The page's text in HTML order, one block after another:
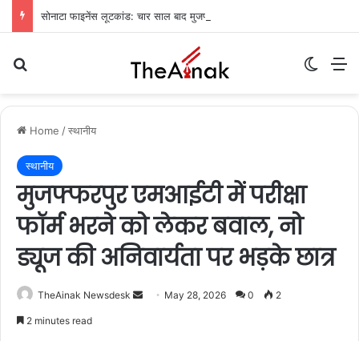
सोनाटा फाइनेंस लूटकांड: चार साल बाद मुजफ्फरपुर से मुख्य आरोपी गिरफ्तार
Home /स्थानीय
स्थानीय
मुजफ्फरपुर एमआईटी में परीक्षा
फॉर्म भरने को लेकर बवाल, नो
ड्यूज की अनिवार्यता पर भड़के छात्र
TheAinak Newsdesk May 28, 2026 0 2
2 minutes read